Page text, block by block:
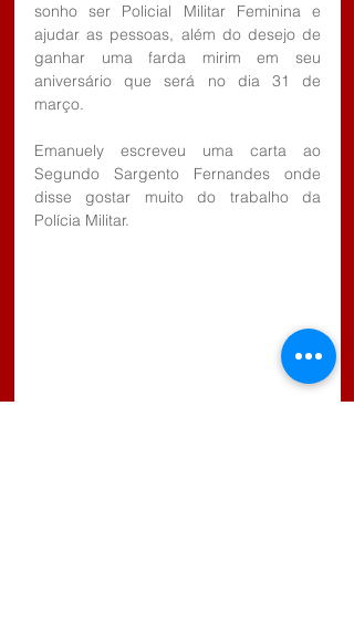
sonho ser Policial Militar Feminina e
ajudar as pessoas, além do desejo de
ganhar uma farda mirim em seu
aniversário que será no dia 31 de
março.
Emanuely escreveu uma carta ao
Segundo Sargento Fernandes onde
disse gostar muito do trabalho da
Polícia Militar.